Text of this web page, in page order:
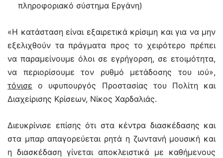
πληροφοριακό σύστημα Εργάνη)
«Η κατάσταση είναι εξαιρετικά κρίσιμη και για να μην
εξελιχθούν τα πράγματα προς το χειρότερο πρέπει
να παραμείνουμε όλοι σε εγρήγορση, σε ετοιμότητα,
να περιορίσουμε τον ρυθμό μετάδοσης του ιού»,
τόνισε ο υφυπουργός Προστασίας του Πολίτη και
Διαχείρισης Κρίσεων, Νίκος Χαρδαλιάς.
Διευκρίνισε επίσης ότι στα κέντρα διασκέδασης και
στα μπαρ απαγορεύεται ρητά η ζωντανή μουσική και
η διασκέδαση γίνεται αποκλειστικά με καθήμενους